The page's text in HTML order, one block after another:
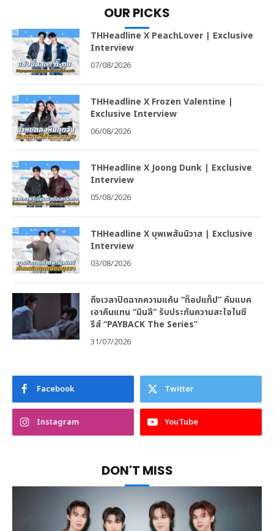
OUR PICKS
THHeadline X PeachLover | Exclusive
Interview
07/08/2026
THHeadline X Frozen Valentine |
Exclusive Interview
06/08/2026
THHeadline X Joong Dunk | Exclusive
Interview
05/08/2026
THHeadline X บุพเพสันนิวาส | Exclusive
Interview
03/08/2026
ถึงเวลาปิดฉากความแค้น “ท็อปแท็ป” คัมแบค
เอาคืนแทน “มินลี” รับประกันความสะใจในซี
รีส์ “PAYBACK The Series”
31/07/2026
Facebook Twitter
Instagram YouTube
DON'T MISS